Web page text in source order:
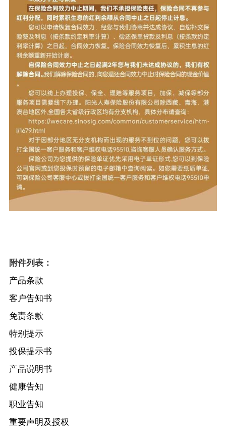
附件列表：
产品条款
客户告知书
免责条款
特别提示
投保提示书
产品说明书
健康告知
职业告知
重要声明及授权